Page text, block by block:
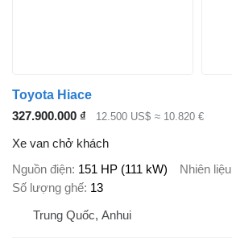
Toyota Hiace
327.900.000 ₫
12.500 US$ ≈ 10.820 €
Xe van chở khách
Nguồn điện 151 HP (111 kW) Nhiên liệu
Số lượng ghế 13
Trung Quốc, Anhui